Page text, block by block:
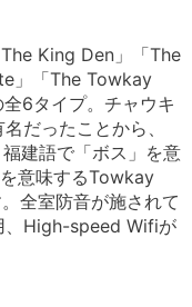
King Den」「The
」「The Towkay
6タイプ。チャウキ
だったことから、
建語で「ボス」を意
意味するTowkay
全室防音が施されて
、High-speed Wifiが